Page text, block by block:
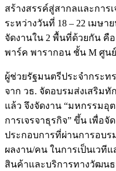
สร้างสรรค์สู่สากลและการ
ระหว่างวันที่ 18 – 22 เมษาย
จัดงานใน 2 พื้นที่ด้วยกัน คื
พาร์ค พารากอน ชั้น M ศูน
ผู้ช่วยรัฐมนตรีประจำกระท
จาก วธ. จัดอบรมส่งเสริม
แล้ว จึงจัดงาน “มหกรรมอุ
การเจรจาธุรกิจ” ขึ้น เพื่อ
ประกอบการที่ผ่านการอบร
ผลงาน/คน ในการเป็นเวที
สินค้าและบริการทางวัฒน